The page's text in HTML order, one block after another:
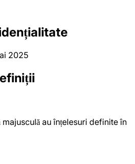
2025
au înțelesuri definite în